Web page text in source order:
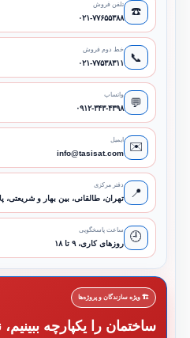
☎️ تلفن فروش
۰۲۱-۷۷۶۵۵۳۸۸
📞
خط دوم فروش
۰۲۱-۷۷۵۳۸۳۱۱
💬
واتساپ
۰۹۱۲-۳۴۳-۴۳۹۸
✉️ ایمیل
info@tasisat.com
📍
دفتر مرکزی
تهران، طالقانی، بین بهار و شریعتی،
🕘 ساعت پاسخگویی
روزهای کاری، ۹ تا ۱۸
🏗️ ویژه سازندگان و پروژه‌ها
ساختمان را یکپارچه